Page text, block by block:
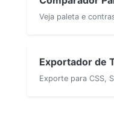
Veja paleta e
Exportador de
Exporte para CSS,